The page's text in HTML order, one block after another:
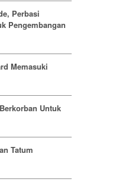
Perbasi
Pengembangan
Memasuki
Untuk
Tatum